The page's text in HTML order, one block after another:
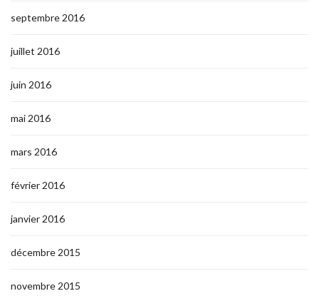
septembre 2016
juillet 2016
juin 2016
mai 2016
mars 2016
février 2016
janvier 2016
décembre 2015
novembre 2015